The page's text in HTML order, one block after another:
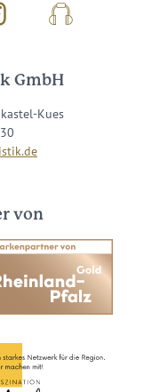
Podcast
GmbH
Kues
von